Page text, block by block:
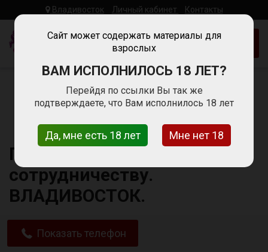
Владивосток Личный кабинет Контакты
WomanWork
Работа Для
Добавить объявление
Работа для девушек в Владивостоке
Сфера сопровождения
Приглашаем девушек к сотрудничеству.
Приглашаем девушек к
сотрудничеству.
ВЛАДИВОСТОК.
Показать телефон
Сайт может содержать материалы для
взрослых
ВАМ ИСПОЛНИЛОСЬ 18 ЛЕТ?
Перейдя по ссылки Вы так же
подтверждаете, что Вам исполнилось 18 лет
Да, мне есть 18 лет Мне нет 18